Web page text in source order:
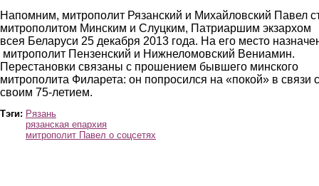
Напомним, митрополит Рязанский и Михайловский Павел
митрополитом Минским и Слуцким, Патриаршим экзархом
всея Беларуси 25 декабря 2013 года. На его место
митрополит Пензенский и Нижнеломовский Вениамин.
Перестановки связаны с прошением бывшего минского
митрополита Филарета: он попросился на «покой» в связи
своим 75-летием.
Тэги: Рязань
рязанская епархия
митрополит Павел о соцсетях